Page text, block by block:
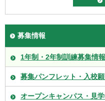
募集情報
1年制・2年制訓練募集情報
募集パンフレット・入校
オープンキャンパス・見